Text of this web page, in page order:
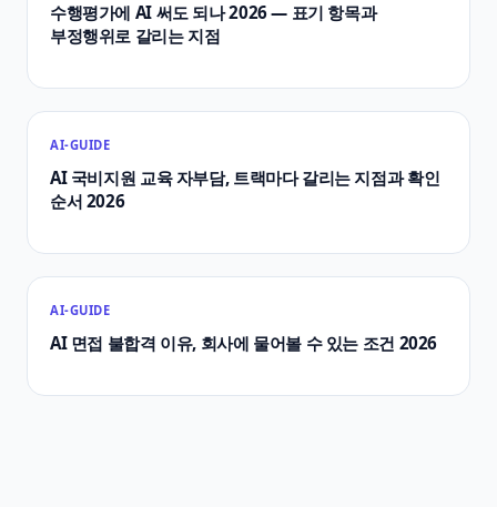
수행평가에 AI 써도 되나 2026 — 표기 항목과
부정행위로 갈리는 지점
AI-GUIDE
AI 국비지원 교육 자부담, 트랙마다 갈리는 지점과 확인
순서 2026
AI-GUIDE
AI 면접 불합격 이유, 회사에 물어볼 수 있는 조건 2026